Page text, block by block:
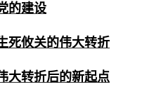
的建设
死攸关的伟大转折
大转折后的新起点